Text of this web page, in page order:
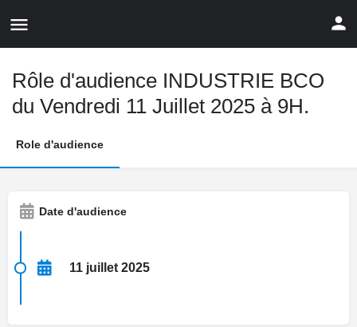
Rôle d'audience INDUSTRIE BCO
du Vendredi 11 Juillet 2025 à 9H.
Role d'audience
Date d'audience
11 juillet 2025